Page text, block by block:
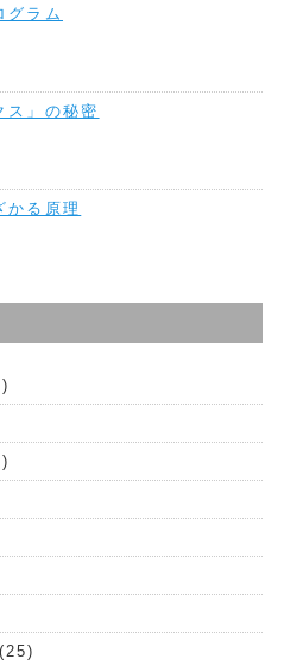
グラム
ス」の秘密
かる原理
(25)